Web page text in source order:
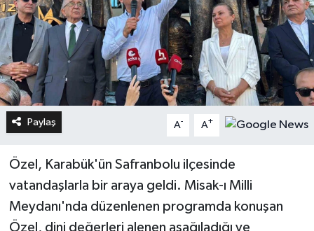
Paylaş A- A+
Özel, Karabük'ün Safranbolu ilçesinde
vatandaşlarla bir araya geldi. Misak-ı Milli
Meydanı'nda düzenlenen programda konuşan
Özel, dini değerleri alenen aşağıladığı ve